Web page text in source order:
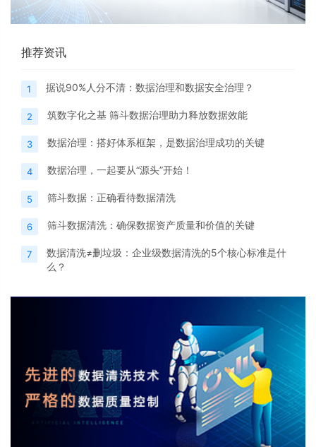
推荐资讯
1 据说90%人分不清：数据治理和数据安全治理？
2 筑数字化之基 筛斗数据治理助力释放数据效能
3 数据治理：搭好体系框架，是数据治理成功的关键
4 数据治理，一起要从“源头”开始！
5 筛斗数据：正确看待数据清洗
6 筛斗数据清洗：确保数据资产质量和价值的关键
7
数据清洗≠删垃圾：企业级数据清洗的5个核心标准是什
么？